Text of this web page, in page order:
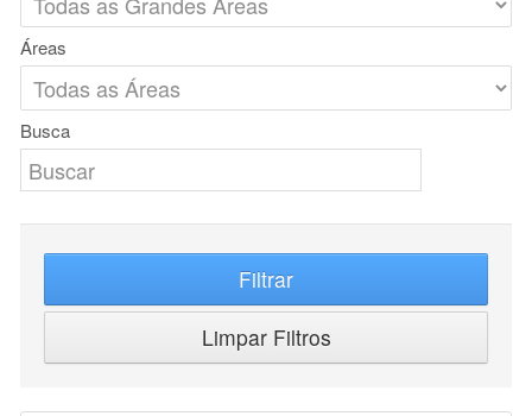
Áreas
Busca
Filtrar
Limpar Filtros